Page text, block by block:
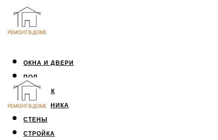
ОКНА И ДВЕРИ
ПОЛ
ПОТОЛОК
САНТЕХНИКА
СТЕНЫ
СТРОЙКА